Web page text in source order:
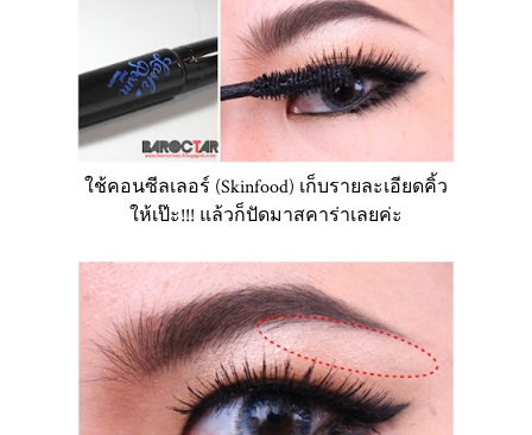
ใช้คอนซีลเลอร์ (Skinfood) เก็บรายละเอียดคิ้ว
ให้เป๊ะ!!! แล้วก็ปัดมาสคาร่าเลยค่ะ